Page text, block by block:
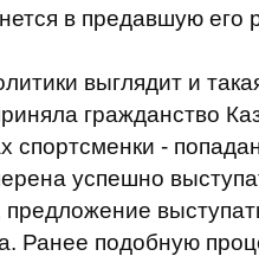
в предавшую его
выглядит и
гражданство
-
успешно
Ранее подобную